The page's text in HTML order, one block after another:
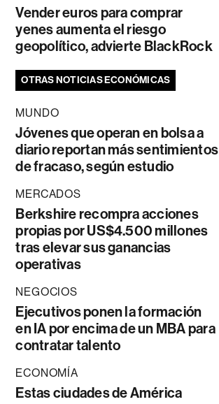
Vender euros para comprar
yenes aumenta el riesgo
geopolítico, advierte BlackRock
OTRAS NOTICIAS ECONÓMICAS
MUNDO
Jóvenes que operan en bolsa a
diario reportan más sentimientos
de fracaso, según estudio
MERCADOS
Berkshire recompra acciones
propias por US$4.500 millones
tras elevar sus ganancias
operativas
NEGOCIOS
Ejecutivos ponen la formación
en IA por encima de un MBA para
contratar talento
ECONOMÍA
Estas ciudades de América